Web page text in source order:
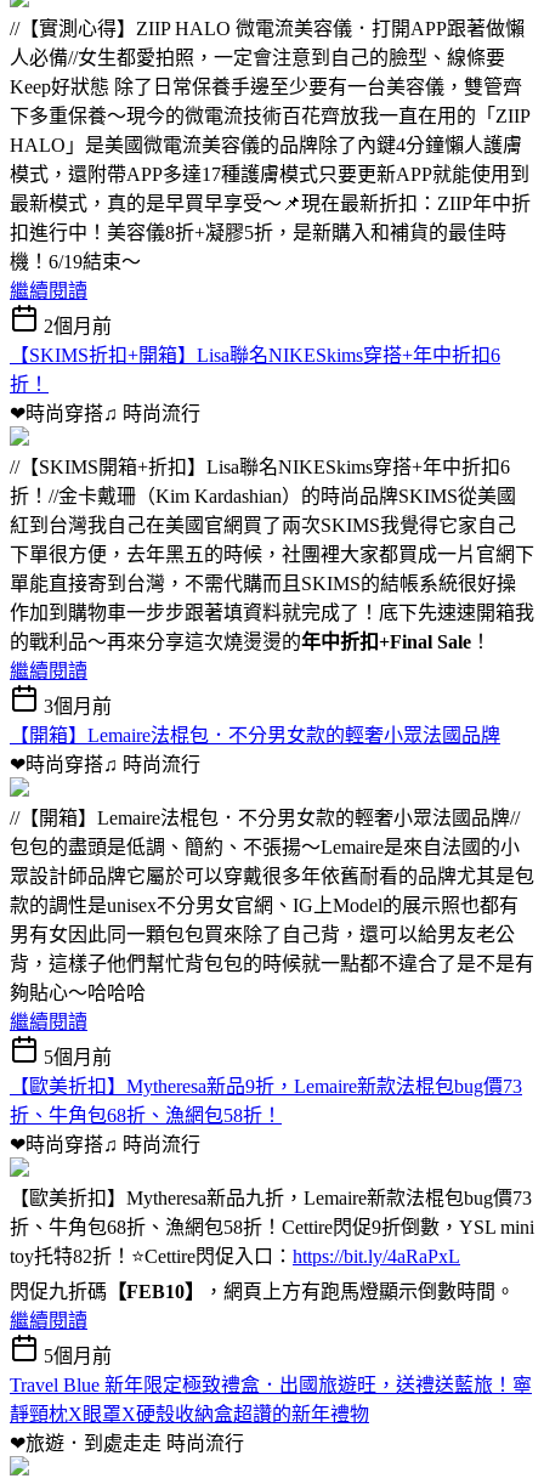
//【實測心得】ZIIP HALO 微電流美容儀．打開APP跟著做懶
人必備//女生都愛拍照，一定會注意到自己的臉型、線條要
Keep好狀態 除了日常保養手邊至少要有一台美容儀，雙管齊
下多重保養～現今的微電流技術百花齊放我一直在用的「ZIIP
HALO」是美國微電流美容儀的品牌除了內鍵4分鐘懶人護膚
模式，還附帶APP多達17種護膚模式只要更新APP就能使用到
最新模式，真的是早買早享受～📌現在最新折扣：ZIIP年中折
扣進行中！美容儀8折+凝膠5折，是新購入和補貨的最佳時
機！6/19結束～
繼續閱讀
2個月前
【SKIMS折扣+開箱】Lisa聯名NIKESkims穿搭+年中折扣6
折！
❤時尚穿搭♫ 時尚流行
//【SKIMS開箱+折扣】Lisa聯名NIKESkims穿搭+年中折扣6
折！//金卡戴珊（Kim Kardashian）的時尚品牌SKIMS從美國
紅到台灣我自己在美國官網買了兩次SKIMS我覺得它家自己
下單很方便，去年黑五的時候，社團裡大家都買成一片官網下
單能直接寄到台灣，不需代購而且SKIMS的結帳系統很好操
作加到購物車一步步跟著填資料就完成了！底下先速速開箱我
的戰利品～再來分享這次燒燙燙的年中折扣+Final Sale ！
繼續閱讀
3個月前
【開箱】Lemaire法棍包．不分男女款的輕奢小眾法國品牌
❤時尚穿搭♫ 時尚流行
//【開箱】Lemaire法棍包．不分男女款的輕奢小眾法國品牌//
包包的盡頭是低調、簡約、不張揚～Lemaire是來自法國的小
眾設計師品牌它屬於可以穿戴很多年依舊耐看的品牌尤其是包
款的調性是unisex不分男女官網、IG上Model的展示照也都有
男有女因此同一顆包包買來除了自己背，還可以給男友老公
背，這樣子他們幫忙背包包的時候就一點都不違合了是不是有
夠貼心～哈哈哈
繼續閱讀
5個月前
【歐美折扣】Mytheresa新品9折，Lemaire新款法棍包bug價73
折、牛角包68折、漁網包58折！
❤時尚穿搭♫ 時尚流行
【歐美折扣】Mytheresa新品九折，Lemaire新款法棍包bug價73
折、牛角包68折、漁網包58折！Cettire閃促9折倒數，YSL mini
toy托特82折！⭐Cettire閃促入口： https://bit.ly/4aRaPxL
閃促九折碼 【FEB10】
，網頁上方有跑馬燈顯示倒數時間。
繼續閱讀
5個月前
Travel Blue 新年限定極致禮盒．出國旅遊旺，送禮送藍旅！寧
靜頸枕X眼罩X硬殼收納盒超讚的新年禮物
❤旅遊．到處走走 時尚流行